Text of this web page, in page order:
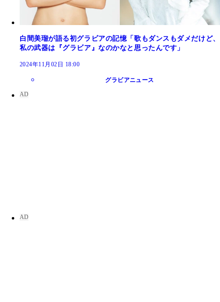
白間美瑠が語る初グラビアの記憶「歌もダンスもダメだけど、
私の武器は『グラビア』なのかなと思ったんです」
2024年11月02日 18:00
グラビアニュース